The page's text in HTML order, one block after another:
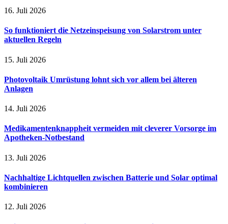
16. Juli 2026
So funktioniert die Netzeinspeisung von Solarstrom unter
aktuellen Regeln
15. Juli 2026
Photovoltaik Umrüstung lohnt sich vor allem bei älteren
Anlagen
14. Juli 2026
Medikamentenknappheit vermeiden mit cleverer Vorsorge im
Apotheken-Notbestand
13. Juli 2026
Nachhaltige Lichtquellen zwischen Batterie und Solar optimal
kombinieren
12. Juli 2026